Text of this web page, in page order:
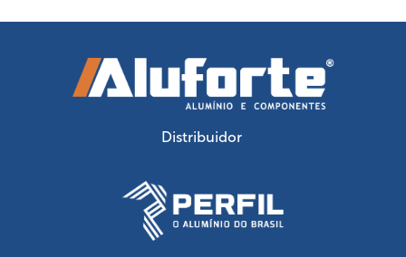
Distribuidor